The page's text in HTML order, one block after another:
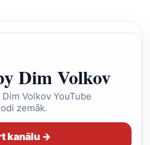
Dim Volkov
Volkov YouTube
zemāk.
kanālu →